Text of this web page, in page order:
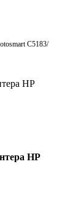
C5183/
HP